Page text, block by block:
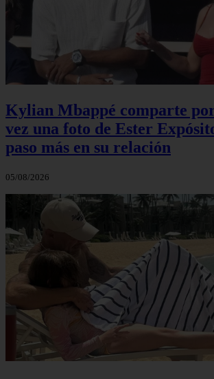
Kylian Mbappé comparte
vez una foto de Ester
paso más en su relación
05/08/2026